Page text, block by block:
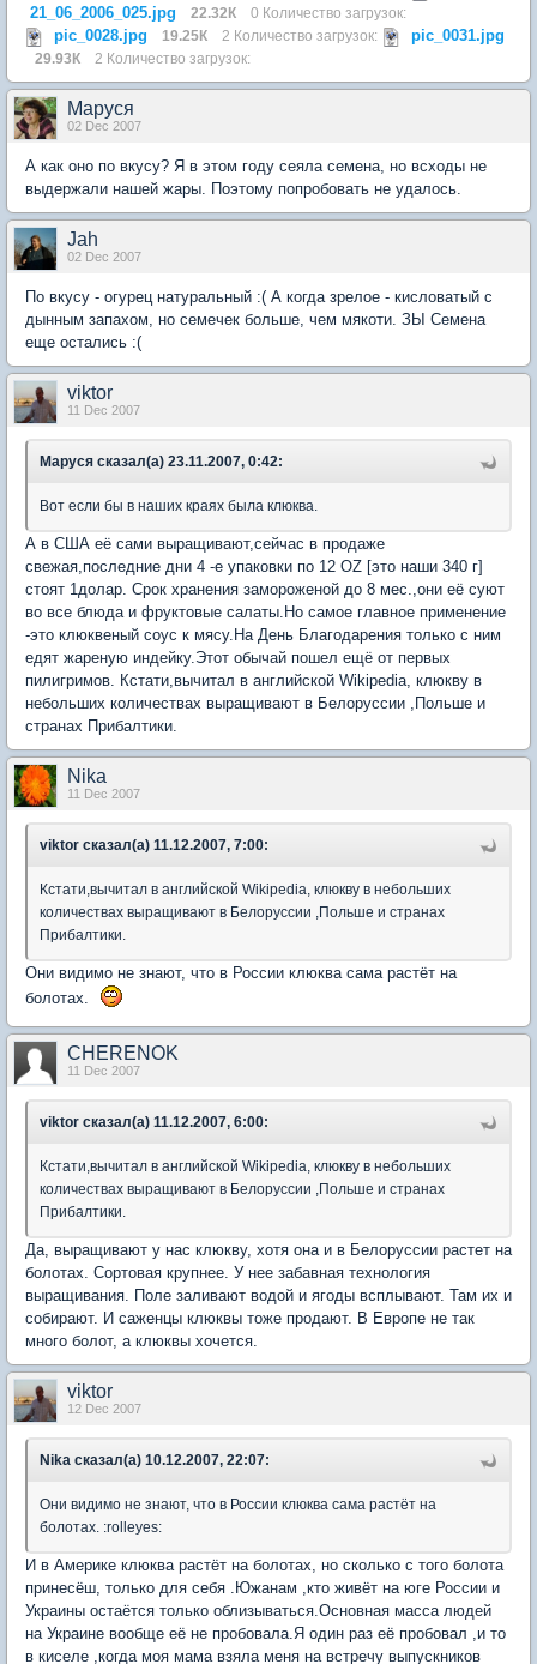
21_06_2006_025.jpg 22.32К 0 Количество загрузок:
pic_0028.jpg 19.25К 2 Количество загрузок: pic_0031.jpg
29.93К 2 Количество загрузок:
Маруся
02 Dec 2007
А как оно по вкусу? Я в этом году сеяла семена, но всходы не
выдержали нашей жары. Поэтому попробовать не удалось.
Jah
02 Dec 2007
По вкусу - огурец натуральный :( А когда зрелое - кисловатый с
дынным запахом, но семечек больше, чем мякоти. ЗЫ Семена
еще остались :(
viktor
11 Dec 2007
Маруся сказал(а) 23.11.2007, 0:42:
Вот если бы в наших краях была клюква.
А в США её сами выращивают,сейчас в продаже
свежая,последние дни 4 -е упаковки по 12 OZ [это наши 340 г]
стоят 1долар. Срок хранения замороженой до 8 мес.,они её суют
во все блюда и фруктовые салаты.Но самое главное применение
-это клюквеный соус к мясу.На День Благодарения только с ним
едят жареную индейку.Этот обычай пошел ещё от первых
пилигримов. Кстати,вычитал в английской Wikipedia, клюкву в
небольших количествах выращивают в Белоруссии ,Польше и
странах Прибалтики.
Nika
11 Dec 2007
viktor сказал(а) 11.12.2007, 7:00:
Кстати,вычитал в английской Wikipedia, клюкву в небольших
количествах выращивают в Белоруссии ,Польше и странах
Прибалтики.
Они видимо не знают, что в России клюква сама растёт на
болотах.
CHERENOK
11 Dec 2007
viktor сказал(а) 11.12.2007, 6:00:
Кстати,вычитал в английской Wikipedia, клюкву в небольших
количествах выращивают в Белоруссии ,Польше и странах
Прибалтики.
Да, выращивают у нас клюкву, хотя она и в Белоруссии растет на
болотах. Сортовая крупнее. У нее забавная технология
выращивания. Поле заливают водой и ягоды всплывают. Там их и
собирают. И саженцы клюквы тоже продают. В Европе не так
много болот, а клюквы хочется.
viktor
12 Dec 2007
Nika сказал(а) 10.12.2007, 22:07:
Они видимо не знают, что в России клюква сама растёт на
болотах. :rolleyes:
И в Америке клюква растёт на болотах, но сколько с того болота
принесёш, только для себя .Южанам ,кто живёт на юге России и
Украины остаётся только облизываться.Основная масса людей
на Украине вообще её не пробовала.Я один раз её пробовал ,и то
в киселе ,когда моя мама взяла меня на встречу выпускников